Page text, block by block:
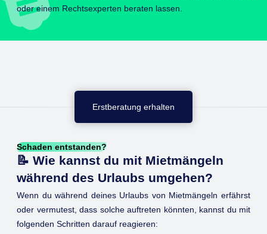
oder einem Rechtsexperten beraten lassen.
Erstberatung erhalten
Schaden entstanden?
📝 Wie kannst du mit Mietmängeln
während des Urlaubs umgehen?
Wenn du während deines Urlaubs von Mietmängeln erfährst
oder vermutest, dass solche auftreten könnten, kannst du mit
folgenden Schritten darauf reagieren: